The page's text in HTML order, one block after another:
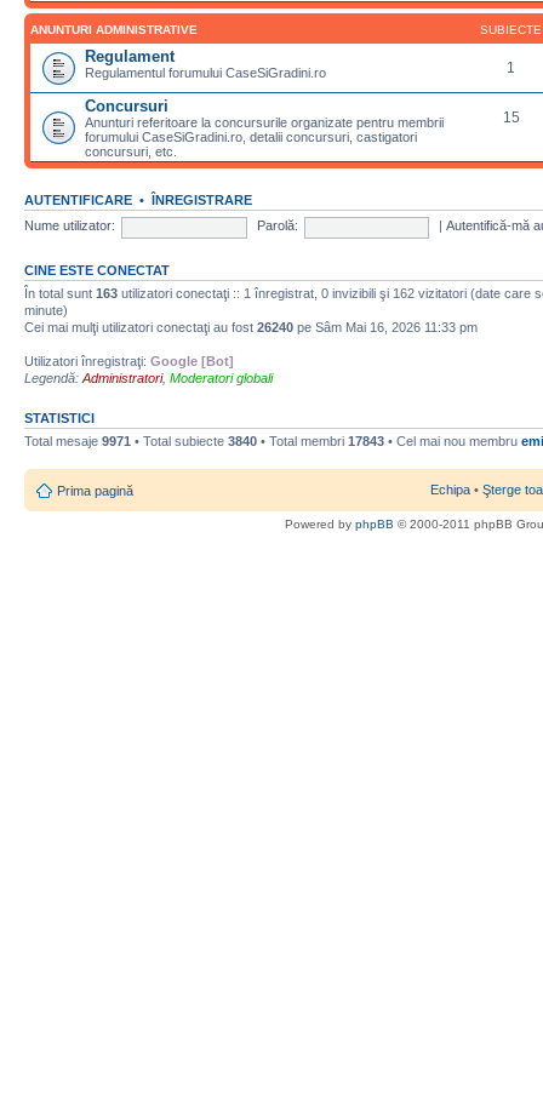
ANUNTURI ADMINISTRATIVE SUBIECTE
Regulament
Regulamentul forumului CaseSiGradini.ro 1
Concursuri
Anunturi referitoare la concursurile organizate pentru membrii
forumului CaseSiGradini.ro, detalii concursuri, castigatori
concursuri, etc.
15
AUTENTIFICARE • ÎNREGISTRARE
Nume utilizator:
Parolă: Autentifică-mă
CINE ESTE CONECTAT
În total sunt 163 utilizatori conectaţi :: 1 înregistrat, 0 invizibili şi 162 vizitatori (date care
minute)
Cei mai mulţi utilizatori conectaţi au fost 26240 pe Sâm Mai 16, 2026 11:33 pm
Utilizatori înregistraţi: Google [Bot]
Legendă: Administratori, Moderatori globali
STATISTICI
Total mesaje 9971 • Total subiecte 3840 • Total membri 17843 • Cel mai nou membru
Prima pagină Echipa • Şterge
Powered by phpBB © 2000-2011 phpBB